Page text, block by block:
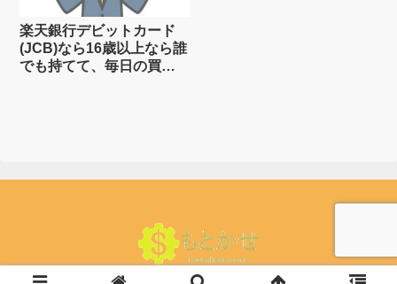
楽天銀行デビットカード
(JCB)なら16歳以上なら誰
でも持てて、毎日の買い